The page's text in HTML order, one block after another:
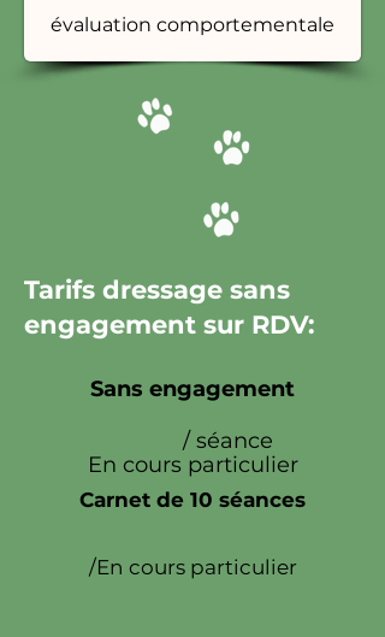
évaluation comportementale
Tarifs dressage sans
engagement sur RDV:
Sans engagement
/ séance
En cours particulier
Carnet de 10 séances
/En cours particulier